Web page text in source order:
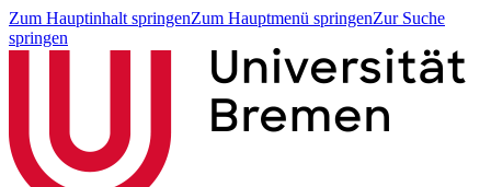
Zum Hauptinhalt springenZum Hauptmenü springenZur Suche
springen